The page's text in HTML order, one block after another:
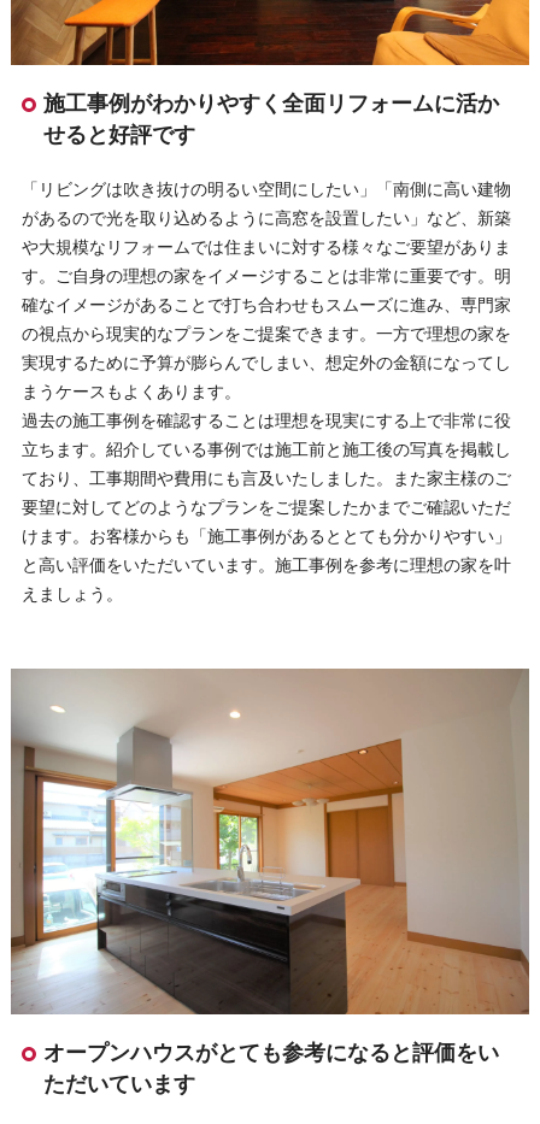
施工事例がわかりやすく全面リフォームに活か
せると好評です
「リビングは吹き抜けの明るい空間にしたい」「南側に高い建物
があるので光を取り込めるように高窓を設置したい」など、新築
や大規模なリフォームでは住まいに対する様々なご要望がありま
す。ご自身の理想の家をイメージすることは非常に重要です。明
確なイメージがあることで打ち合わせもスムーズに進み、専門家
の視点から現実的なプランをご提案できます。一方で理想の家を
実現するために予算が膨らんでしまい、想定外の金額になってし
まうケースもよくあります。
過去の施工事例を確認することは理想を現実にする上で非常に役
立ちます。紹介している事例では施工前と施工後の写真を掲載し
ており、工事期間や費用にも言及いたしました。また家主様のご
要望に対してどのようなプランをご提案したかまでご確認いただ
けます。お客様からも「施工事例があるととても分かりやすい」
と高い評価をいただいています。施工事例を参考に理想の家を叶
えましょう。
オープンハウスがとても参考になると評価をい
ただいています